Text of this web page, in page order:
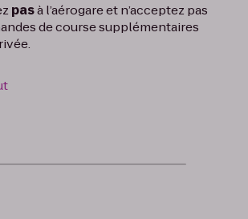
pasà l’aérogare et n’acceptez pas
de course supplémentaires